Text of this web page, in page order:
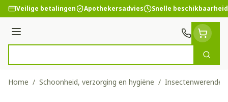
Ga naar de inhoud
Veilige betalingen Apothekersadvies Snelle beschikbaarheid
Menu
Zoek
Home / Schoonheid, verzorging en hygiëne / Insectenwerende